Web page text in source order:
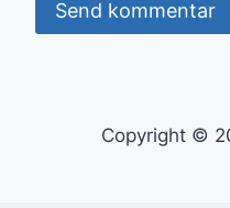
Copyright ©